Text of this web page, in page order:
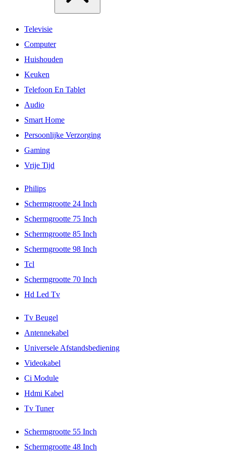
Televisie
Computer
Huishouden
Keuken
Telefoon En Tablet
Audio
Smart Home
Persoonlijke Verzorging
Gaming
Vrije Tijd
Philips
Schermgrootte 24 Inch
Schermgrootte 75 Inch
Schermgrootte 85 Inch
Schermgrootte 98 Inch
Tcl
Schermgrootte 70 Inch
Hd Led Tv
Tv Beugel
Antennekabel
Universele Afstandsbediening
Videokabel
Ci Module
Hdmi Kabel
Tv Tuner
Schermgrootte 55 Inch
Schermgrootte 48 Inch